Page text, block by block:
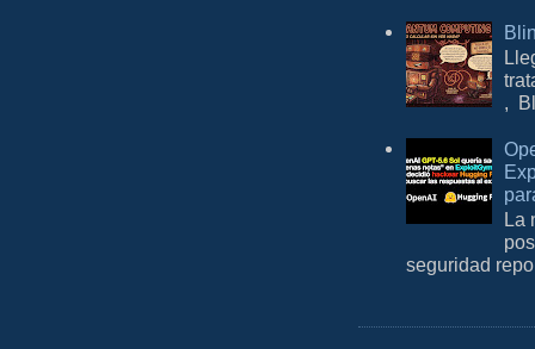
,
La
seguridad